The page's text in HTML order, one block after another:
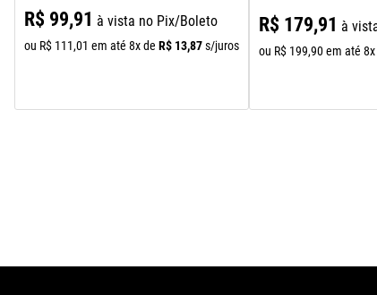
R$ 99,91 à vista no Pix/Boleto
ou R$ 111,01 em até 8x de R$ 13,87s/juros
R$ 179,91 à
ou R$ 199,90 em até 8